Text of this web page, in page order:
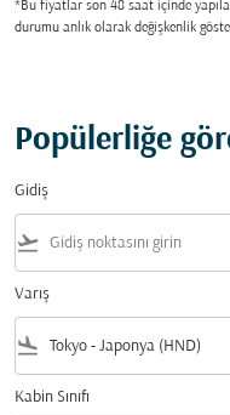
*Bu fiyatlar son 48 saat içinde
durumu anlık olarak değişkenlik
Popülerliğe
Gidiş
flight_takeoff
Varış
flight_land
Kabin Sınıfı